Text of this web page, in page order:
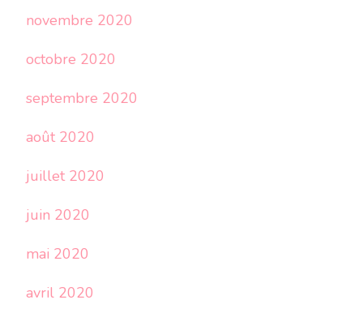
novembre 2020
octobre 2020
septembre 2020
août 2020
juillet 2020
juin 2020
mai 2020
avril 2020